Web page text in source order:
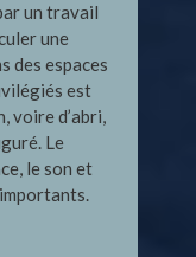
un travail
une
des espaces
est
voire d’abri,
Le
le son et